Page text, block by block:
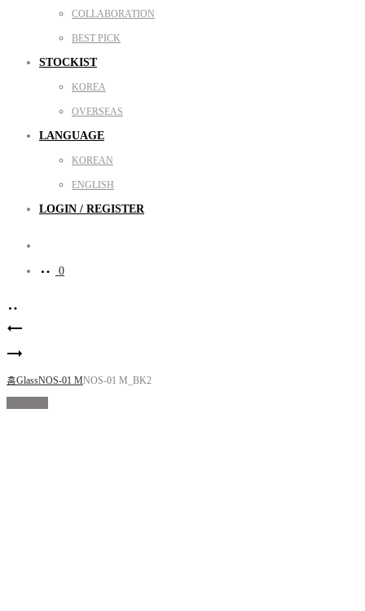
COLLABORATION
BEST PICK
STOCKIST
KOREA
OVERSEAS
LANGUAGE
KOREAN
ENGLISH
LOGIN / REGISTER
0
Product
navigation
M_BK1
NOS-
01
홈GlassNOS-01 MNOS-01 M_BK2